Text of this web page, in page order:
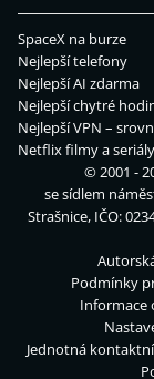
SpaceX na burze
Nejlepší telefony
Nejlepší AI zdarma
Nejlepší chytré
Nejlepší VPN –
Netflix filmy a seriály
© 2001 -
se sídlem
Strašnice, IČO:
Podmínky
Informace
Jednotná